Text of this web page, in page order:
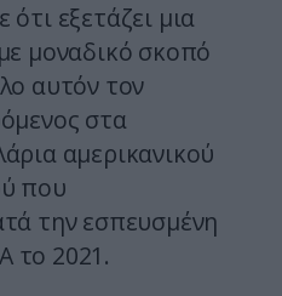
εξετάζει μια
μοναδικό σκοπό
αυτόν τον
στα
αμερικανικού
που
την εσπευσμένη
το 2021.